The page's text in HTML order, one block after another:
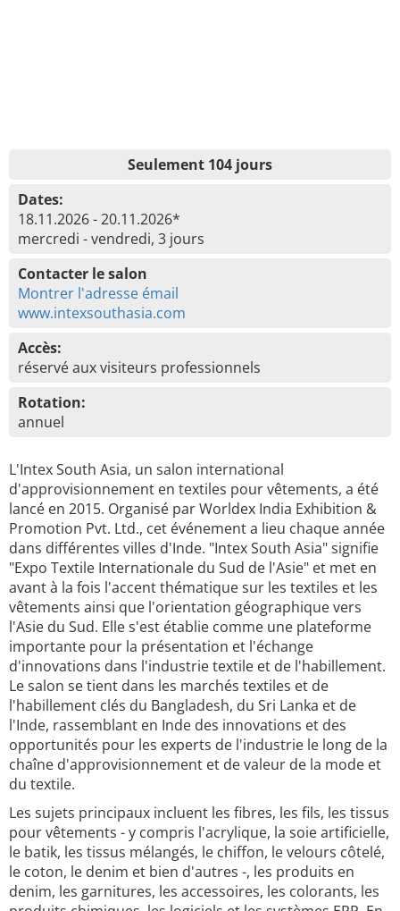
Seulement 104 jours
Dates:
18.11.2026 - 20.11.2026*
mercredi - vendredi, 3 jours
Contacter le salon
Montrer l'adresse émail
www.intexsouthasia.com
Accès:
réservé aux visiteurs professionnels
Rotation:
annuel
L'Intex South Asia, un salon international
d'approvisionnement en textiles pour vêtements, a été
lancé en 2015. Organisé par Worldex India Exhibition &
Promotion Pvt. Ltd., cet événement a lieu chaque année
dans différentes villes d'Inde. "Intex South Asia" signifie
"Expo Textile Internationale du Sud de l'Asie" et met en
avant à la fois l'accent thématique sur les textiles et les
vêtements ainsi que l'orientation géographique vers
l'Asie du Sud. Elle s'est établie comme une plateforme
importante pour la présentation et l'échange
d'innovations dans l'industrie textile et de l'habillement.
Le salon se tient dans les marchés textiles et de
l'habillement clés du Bangladesh, du Sri Lanka et de
l'Inde, rassemblant en Inde des innovations et des
opportunités pour les experts de l'industrie le long de la
chaîne d'approvisionnement et de valeur de la mode et
du textile.
Les sujets principaux incluent les fibres, les fils, les tissus
pour vêtements - y compris l'acrylique, la soie artificielle,
le batik, les tissus mélangés, le chiffon, le velours côtelé,
le coton, le denim et bien d'autres -, les produits en
denim, les garnitures, les accessoires, les colorants, les